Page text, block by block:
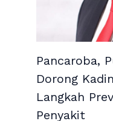
Pancaroba,
Dorong
Langkah
Penyakit